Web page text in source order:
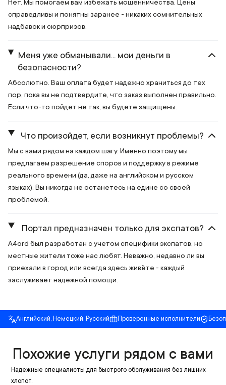
Нет. Мы помогаем вам избежать мошенничества. Цены
справедливы и понятны заранее - никаких сомнительных
надбавок и сюрпризов.
Меня уже обманывали... мои деньги в
безопасности?
Абсолютно. Ваш оплата будет надежно храниться до тех
пор, пока вы не подтвердите, что заказ выполнен правильно.
Если что-то пойдет не так, вы будете защищены.
Что произойдет, если возникнут проблемы?
Мы с вами рядом на каждом шагу. Именно поэтому мы
предлагаем разрешение споров и поддержку в режиме
реального времени (да, даже на английском и русском
языках). Вы никогда не останетесь на едине со своей
проблемой.
Портал предназначен только для экспатов?
A4ord был разработан с учетом специфики экспатов, но
местные жители тоже нас любят. Неважно, недавно ли вы
приехали в город или всегда здесь живёте - каждый
заслуживает надежной помощи.
Английский, Немецкий, Русский Проверенные исполнители
Похожие услуги рядом с вами
Надёжные специалисты для быстрого обслуживания без лишних
хлопот.